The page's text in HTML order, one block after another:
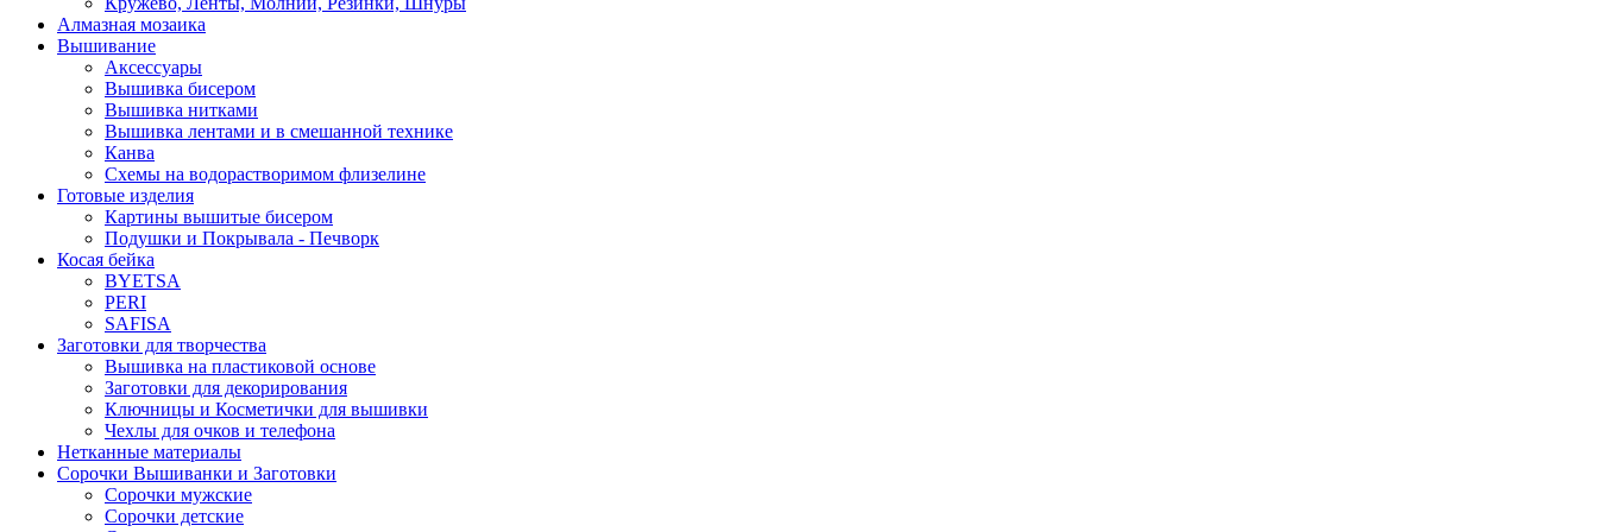
Алмазная мозаика
Вышивание
Аксессуары
Вышивка бисером
Вышивка нитками
Вышивка лентами и в смешанной технике
Канва
Схемы на водорастворимом флизелине
Готовые изделия
Картины вышитые бисером
Подушки и Покрывала - Печворк
Косая бейка
BYETSA
PERI
SAFISA
Заготовки для творчества
Вышивка на пластиковой основе
Заготовки для декорирования
Ключницы и Косметички для вышивки
Чехлы для очков и телефона
Нетканные материалы
Сорочки Вышиванки и Заготовки
Cорочки мужские
Сорочки детские